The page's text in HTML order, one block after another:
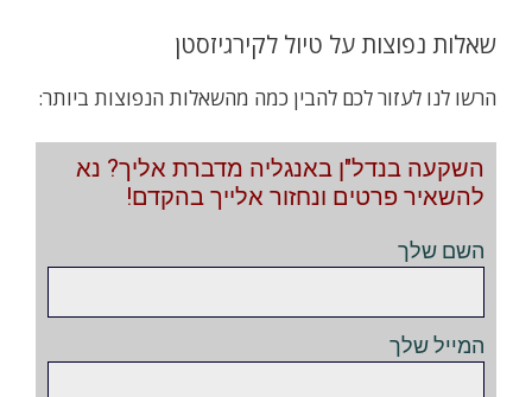
שאלות נפוצות על טיול לקירגיזסטן
הרשו לנו לעזור לכם להבין כמה מהשאלות הנפוצות ביותר:
השקעה בנדל"ן באנגליה מדברת אליך? נא
להשאיר פרטים ונחזור אלייך בהקדם!
השם שלך
המייל שלך